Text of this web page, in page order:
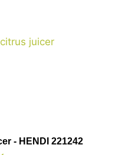
- HENDI 221242